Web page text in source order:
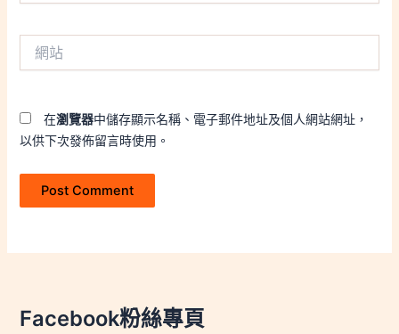
在瀏覽器中儲存顯示名稱、電子郵件地址及個人網站網址，
以供下次發佈留言時使用。
Facebook粉絲專頁